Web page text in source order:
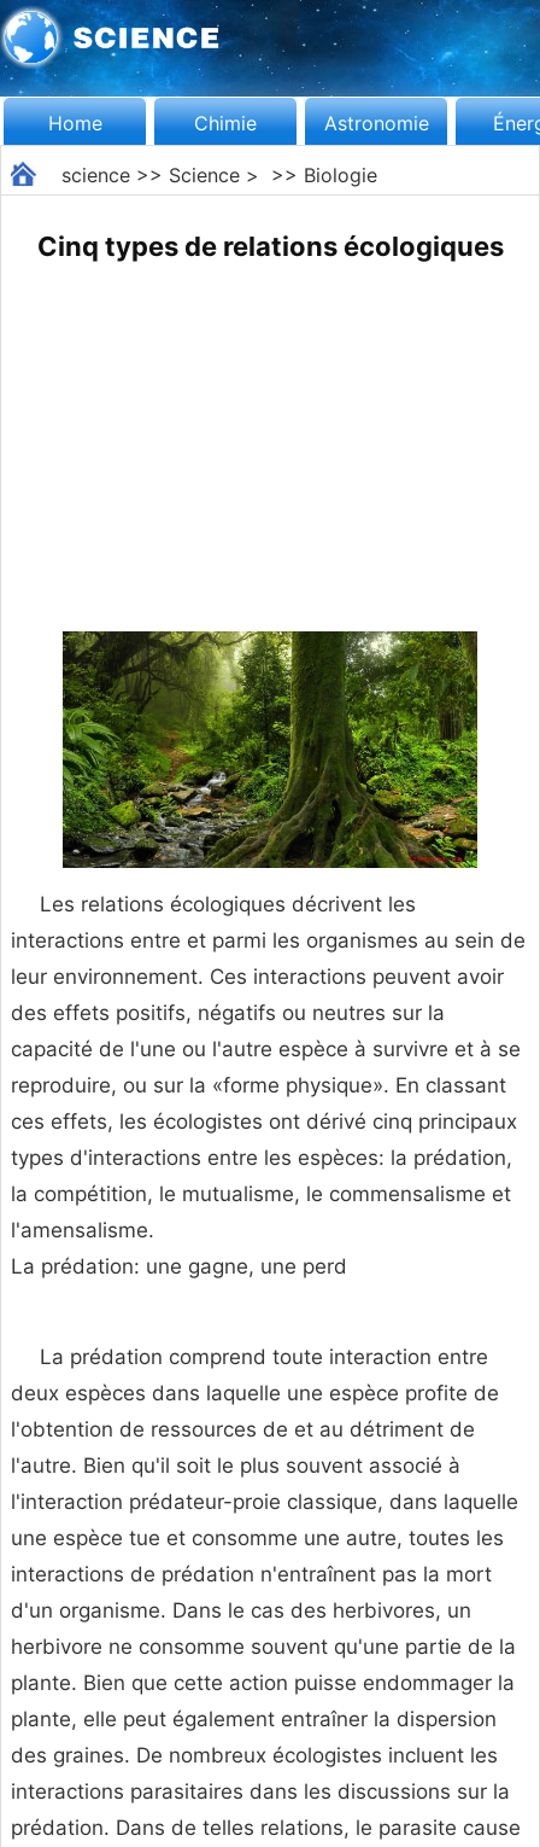
Home Chimie Astronomie
science>> Science> >> Biologie
Cinq types de relations écologiques
Les relations écologiques décrivent les
interactions entre et parmi les organismes au sein de
leur environnement. Ces interactions peuvent avoir
des effets positifs, négatifs ou neutres sur la
capacité de l'une ou l'autre espèce à survivre et à se
reproduire, ou sur la «forme physique». En classant
ces effets, les écologistes ont dérivé cinq principaux
types d'interactions entre les espèces: la prédation,
la compétition, le mutualisme, le commensalisme et
l'amensalisme.
La prédation: une gagne, une perd
La prédation comprend toute interaction entre
deux espèces dans laquelle une espèce profite de
l'obtention de ressources de et au détriment de
l'autre. Bien qu'il soit le plus souvent associé à
l'interaction prédateur-proie classique, dans laquelle
une espèce tue et consomme une autre, toutes les
interactions de prédation n'entraînent pas la mort
d'un organisme. Dans le cas des herbivores, un
herbivore ne consomme souvent qu'une partie de la
plante. Bien que cette action puisse endommager la
plante, elle peut également entraîner la dispersion
des graines. De nombreux écologistes incluent les
interactions parasitaires dans les discussions sur la
prédation. Dans de telles relations, le parasite cause